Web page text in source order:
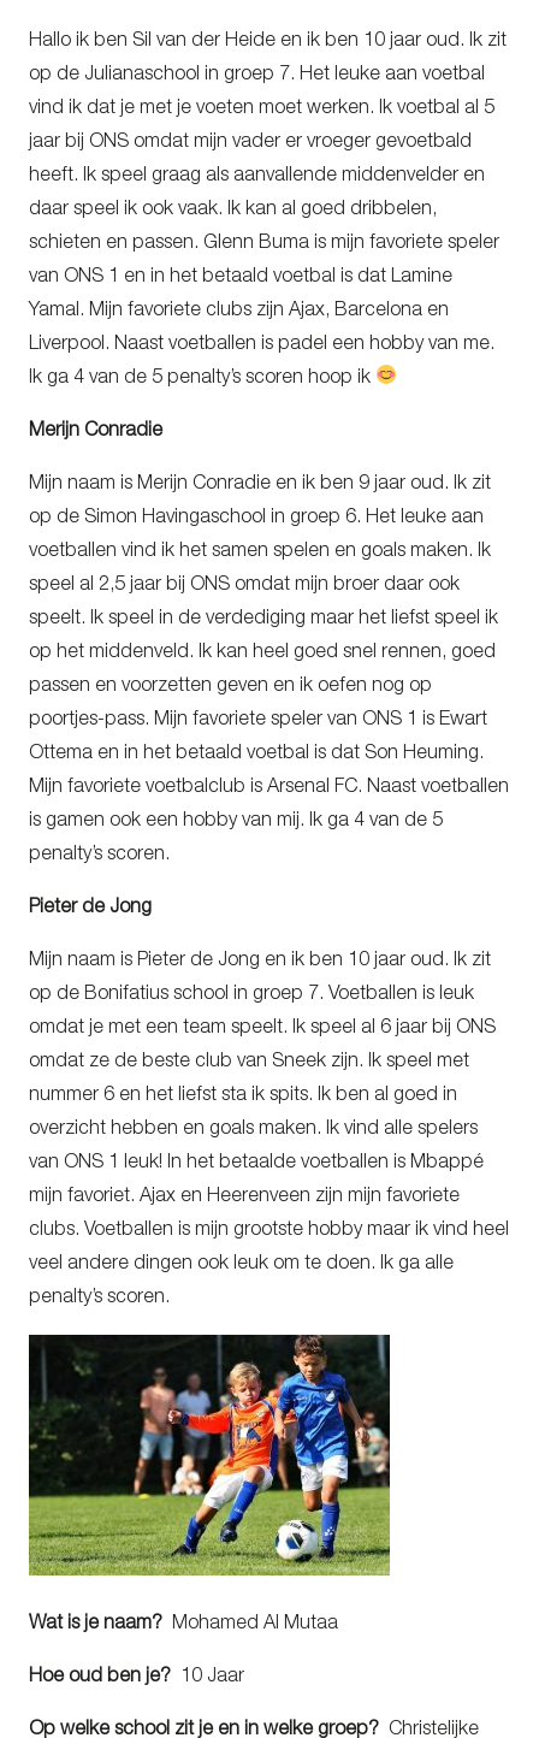
Hallo ik ben Sil van der Heide en ik ben 10 jaar oud. Ik zit
op de Julianaschool in groep 7. Het leuke aan voetbal
vind ik dat je met je voeten moet werken. Ik voetbal al 5
jaar bij ONS omdat mijn vader er vroeger gevoetbald
heeft. Ik speel graag als aanvallende middenvelder en
daar speel ik ook vaak. Ik kan al goed dribbelen,
schieten en passen. Glenn Buma is mijn favoriete speler
van ONS 1 en in het betaald voetbal is dat Lamine
Yamal. Mijn favoriete clubs zijn Ajax, Barcelona en
Liverpool. Naast voetballen is padel een hobby van me.
Ik ga 4 van de 5 penalty’s scoren hoop ik
Merijn Conradie
Mijn naam is Merijn Conradie en ik ben 9 jaar oud. Ik zit
op de Simon Havingaschool in groep 6. Het leuke aan
voetballen vind ik het samen spelen en goals maken. Ik
speel al 2,5 jaar bij ONS omdat mijn broer daar ook
speelt. Ik speel in de verdediging maar het liefst speel ik
op het middenveld. Ik kan heel goed snel rennen, goed
passen en voorzetten geven en ik oefen nog op
poortjes-pass. Mijn favoriete speler van ONS 1 is Ewart
Ottema en in het betaald voetbal is dat Son Heuming.
Mijn favoriete voetbalclub is Arsenal FC. Naast voetballen
is gamen ook een hobby van mij. Ik ga 4 van de 5
penalty’s scoren.
Pieter de Jong
Mijn naam is Pieter de Jong en ik ben 10 jaar oud. Ik zit
op de Bonifatius school in groep 7. Voetballen is leuk
omdat je met een team speelt. Ik speel al 6 jaar bij ONS
omdat ze de beste club van Sneek zijn. Ik speel met
nummer 6 en het liefst sta ik spits. Ik ben al goed in
overzicht hebben en goals maken. Ik vind alle spelers
van ONS 1 leuk! In het betaalde voetballen is Mbappé
mijn favoriet. Ajax en Heerenveen zijn mijn favoriete
clubs. Voetballen is mijn grootste hobby maar ik vind heel
veel andere dingen ook leuk om te doen. Ik ga alle
penalty’s scoren.
Wat is je naam? Mohamed Al Mutaa
Hoe oud ben je? 10 Jaar
Op welke school zit je en in welke groep? Christelijke